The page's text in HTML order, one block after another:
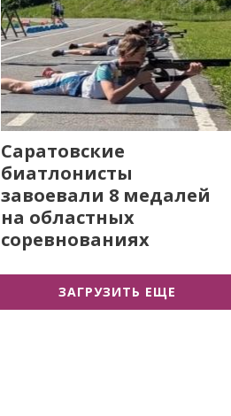
Саратовские
биатлонисты
завоевали 8 медалей
на областных
соревнованиях
ЗАГРУЗИТЬ ЕЩЕ